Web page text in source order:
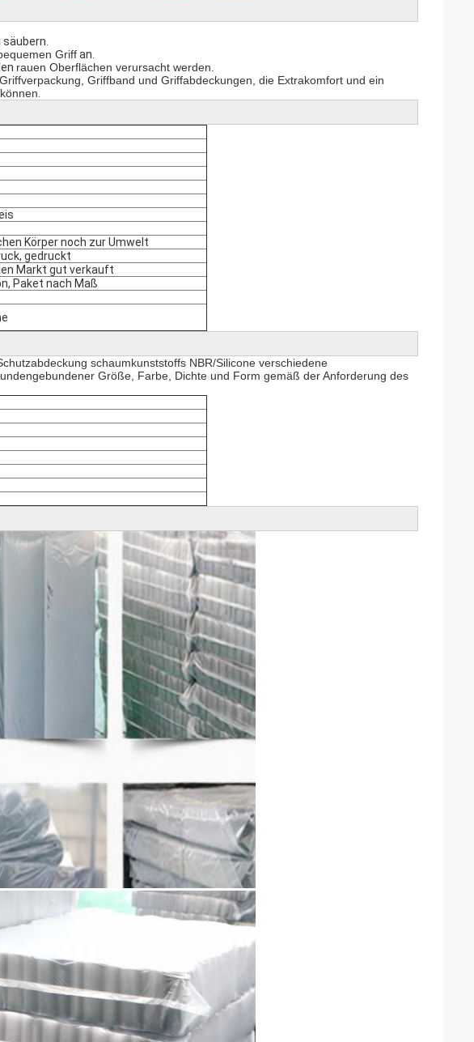
Griffan.
rauen Oberflächen verursacht werden.
Griffband und Griffabdeckungen, die Extrakomfort und ein
Körper noch zur Umwelt
gedruckt
Markt gut verkauft
Paket nach Maß
schaumkunststoffs NBR/Silicone verschiedene
Größe, Farbe, Dichte und Form gemäß der Anforderung des